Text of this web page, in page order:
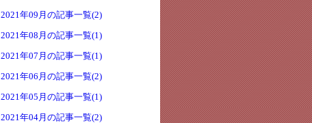
2021年09月の記事一覧(2)
2021年08月の記事一覧(1)
2021年07月の記事一覧(1)
2021年06月の記事一覧(2)
2021年05月の記事一覧(1)
2021年04月の記事一覧(2)